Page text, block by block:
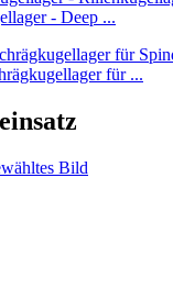
- Deep ...
für ...